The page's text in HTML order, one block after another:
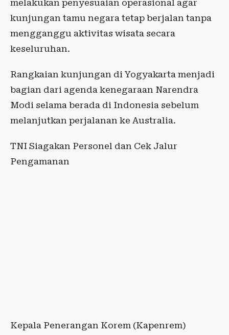
melakukan penyesuaian operasional agar
kunjungan tamu negara tetap berjalan tanpa
mengganggu aktivitas wisata secara
keseluruhan.
Rangkaian kunjungan di Yogyakarta menjadi
bagian dari agenda kenegaraan Narendra
Modi selama berada di Indonesia sebelum
melanjutkan perjalanan ke Australia.
TNI Siagakan Personel dan Cek Jalur
Pengamanan
Kepala Penerangan Korem (Kapenrem)